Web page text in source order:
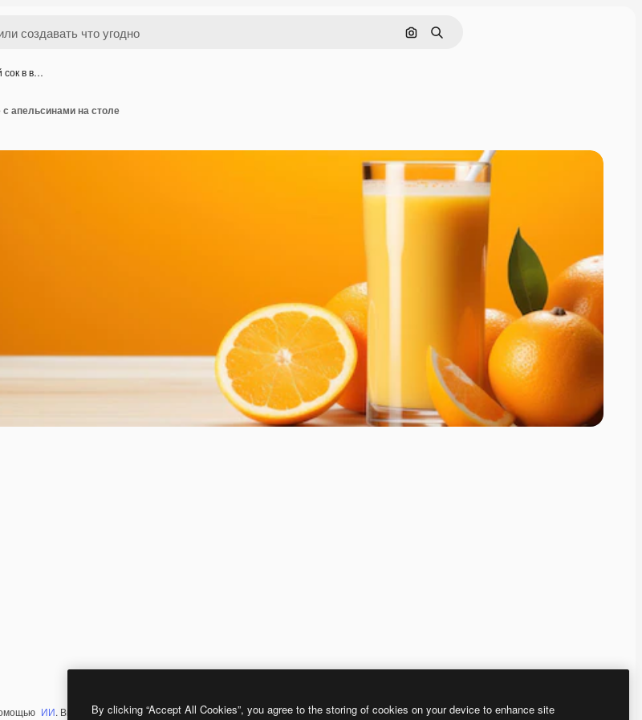
Поиск по изображению
Поиск
сок в в…
ИИ. Вы можете создать свой собственный с помощью нашего генератора изображений на основе ИИ.
апельсинами на столе
By clicking “Accept All Cookies”, you agree to the storing of cookies on your device to enhance site